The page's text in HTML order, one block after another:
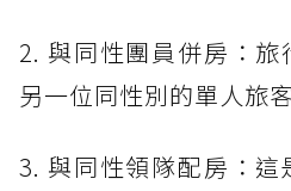
2. 與同性團員併房：
另一位同性別的單人旅
3. 與同性領隊配房：